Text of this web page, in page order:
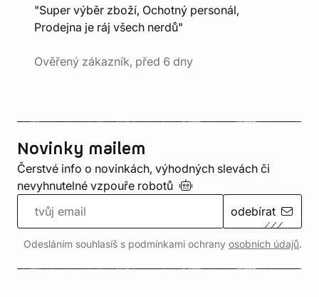
"Super výběr zboží, Ochotný personál,
Prodejna je ráj všech nerdů"
Ověřený zákazník, před 6 dny
Novinky mailem
Čerstvé info o novinkách, výhodných slevách či
nevyhnutelné vzpouře robotů
odebírat
Odesláním souhlasíš s podmínkami ochrany osobních údajů.